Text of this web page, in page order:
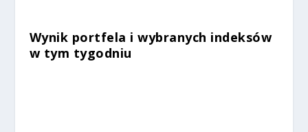
Wynik portfela i wybranych indeksów
w tym tygodniu